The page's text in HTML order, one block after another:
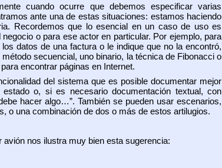
cuando ocurre que debemos especificar varias
ante una de estas situaciones: estamos haciendo
Recordemos que lo esencial en un caso de uso es
o para ese actor en particular. Por ejemplo, para
datos de una factura o le indique que no la encontró,
secuencial, uno binario, la técnica de Fibonacci o
encontrar páginas en Internet.
del sistema que es posible documentar mejor
o, si es necesario documentación textual, con
hacer algo…”. También se pueden usar escenarios,
o una combinación de dos o más de estos artilugios.
nos ilustra muy bien esta sugerencia: